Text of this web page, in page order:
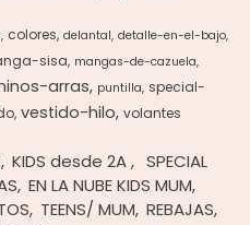
colores delantal detalle-en-el-bajo
sisa mangas-de-cazuela
arras puntilla special-
vestido-hilo volantes
KIDS desde 2A
SPECIAL
EN LA NUBE KIDS MUM
TEENS/ MUM REBAJAS